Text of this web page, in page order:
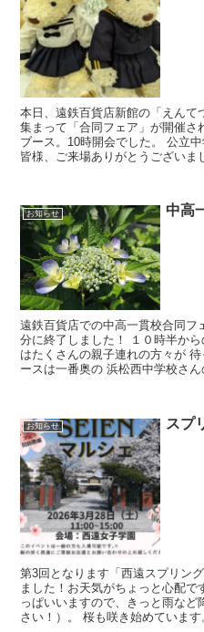
本日、遠鉄百貨店新館の「えんて
集まって「合同フェア」が開催さ
ブース。10時開会でした。 公立
皆様、ご来場ありがとうございま
お知らせ 中高
遠鉄百貨店での中高一貫校合同フ
分に終了しました！ １０時半か
はたくさんの親子連れの方々が
ースは一番奥の 浜松西中学校さ
お知らせ スプ
第3回となります「西遠スプリン
ました！お天気がちょっと心配
っぱいいますので、きっと雨な
さい！）。 桜も咲き始めています